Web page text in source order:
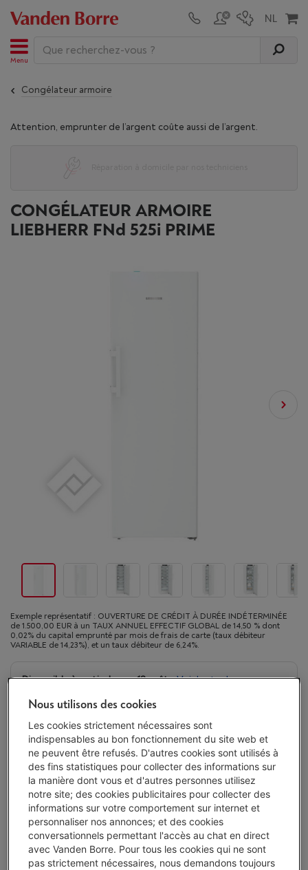
Menu
Congélateur armoire
Attention, emprunter de l’argent coûte aussi de l’argent.
CONGÉLATEUR ARMOIRE
LIEBHERR FNd 525i PRIME
Exemple représentatif : OUVERTURE DE CRÉDIT À DURÉE INDÉTERMINÉE
de 1.500,00 EUR à un TAUX ANNUEL EFFECTIF GLOBAL de 14,50 % dont
0,02% du capital emprunté par mois de frais de carte (taux débiteur
VARIABLE de 14,23%), et un taux débiteur de 6,24%.
Disponible à partir du mar. 18 août-Voir le stock
€ 1.499,00
Ou 24 mensualités de € 66,63 -Plus d'infos
Taux débiteur 6,24%, Coût du crédit € 100,12
J'achète
Comparer
Vanden Borre Life Gros électro
Nous utilisons des cookies
Les cookies strictement nécessaires sont
indispensables au bon fonctionnement du site web et
ne peuvent être refusés. D'autres cookies sont utilisés à
des fins statistiques pour collecter des informations sur
la manière dont vous et d'autres personnes utilisez
notre site; des cookies publicitaires pour collecter des
informations sur votre comportement sur internet et
personnaliser nos annonces; et des cookies
conversationnels permettant l'accès au chat en direct
avec Vanden Borre. Pour tous les cookies qui ne sont
pas strictement nécessaires, nous demandons toujours